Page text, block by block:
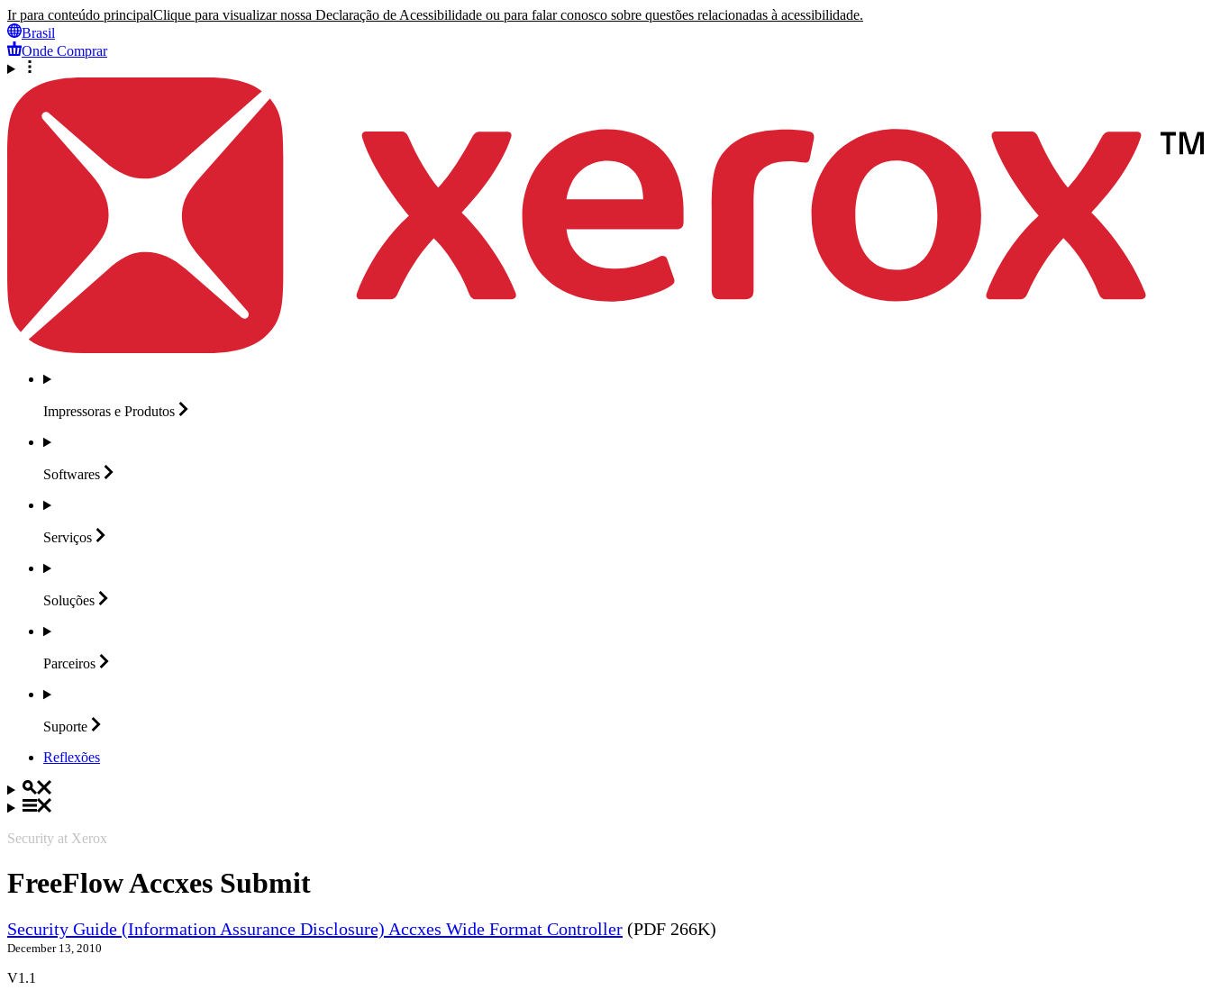
Ir para conteúdo principalClique para visualizar nossa Declaração de Acessibilidade ou para falar conosco sobre questões relacionadas à acessibilidade.
Brasil
Onde Comprar
Impressoras e Produtos
Softwares
Serviços
Soluções
Parceiros
Suporte
Reflexões
Security at Xerox
FreeFlow Accxes Submit
Security Guide (Information Assurance Disclosure) Accxes Wide Format Controller (PDF 266K)
December 13, 2010
V1.1